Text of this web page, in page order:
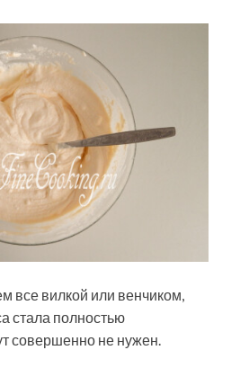
все вилкой или венчиком,
стала полностью
совершенно не нужен.